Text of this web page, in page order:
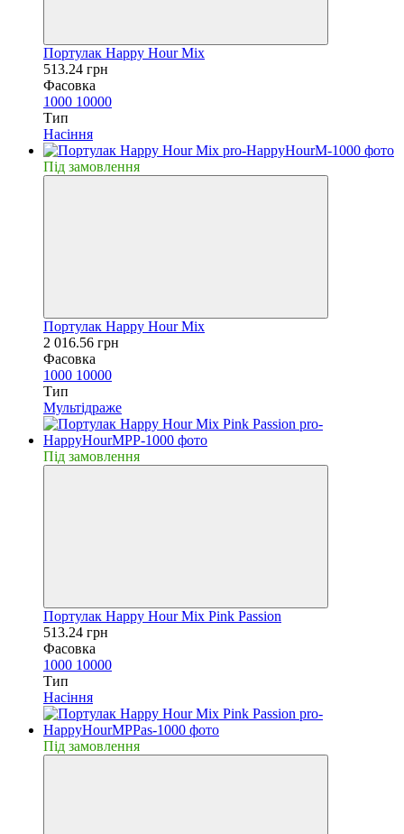
Портулак Happy Hour Mix
513.24 грн
Фасовка
1000 10000
Тип
Насiння
Пiд замовлення
Портулак Happy Hour Mix
2 016.56 грн
Фасовка
1000 10000
Тип
Мультідраже
Пiд замовлення
Портулак Happy Hour Mix Pink Passion
513.24 грн
Фасовка
1000 10000
Тип
Насiння
Пiд замовлення